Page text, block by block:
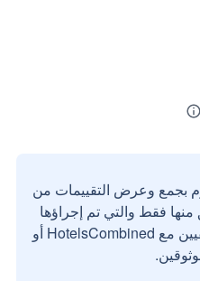
بجمع وعرض التقييمات من
فقط والتي تم إجراؤها
بواسطة مستخدمين حقيقيين مع HotelsCombined أو